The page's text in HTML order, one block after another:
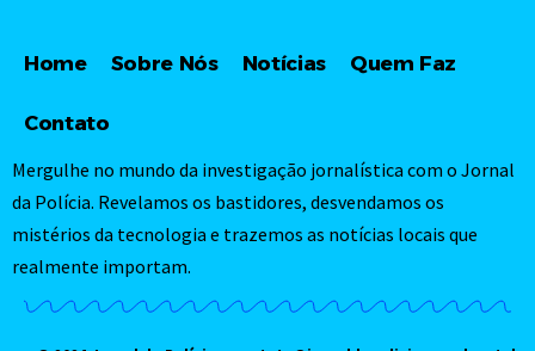
Home Sobre Nós Notícias Quem Faz
Contato
Mergulhe no mundo da investigação jornalística com o Jornal
da Polícia. Revelamos os bastidores, desvendamos os
mistérios da tecnologia e trazemos as notícias locais que
realmente importam.